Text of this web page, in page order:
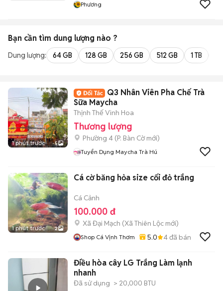
Phương
Bạn cần tìm dung lượng nào ?
Dung lượng: 64 GB 128 GB 256 GB 512 GB 1 TB
1 phút trước 5
Q3 Nhân Viên Pha Chế Trà
Sữa Maycha
Thịnh Thế Vinh Hoa
Thương lượng
Phường 4 (P. Bàn Cờmới)
Tuyển Dụng Maycha Trà Hú
1 phút trước 2
Cá cờ băng hỏa size cối đỏ trắng
Cá Cảnh
100.000 đ
Xã Đại Mạch (Xã Thiên Lộc mới)
Shop Cá Vịnh Thơm 5.0 4đã bán
Điều hòa cây LG Trắng Làm lạnh
nhanh
Đã sử dụng > 20,000 BTU